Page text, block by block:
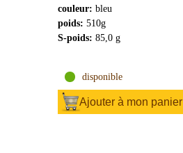
couleur: bleu
poids: 510g
S-poids: 85,0 g
disponible
Ajouter à mon panier